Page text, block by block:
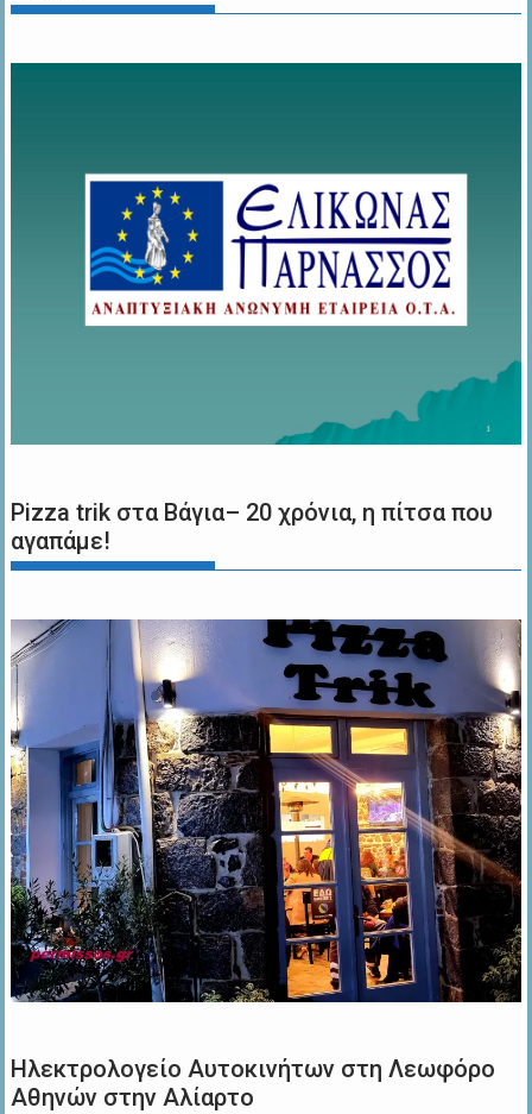
Pizza trik στα Βάγια– 20 χρόνια, η πίτσα που
αγαπάμε!
Ηλεκτρολογείο Αυτοκινήτων στη Λεωφόρο
Αθηνών στην Αλίαρτο